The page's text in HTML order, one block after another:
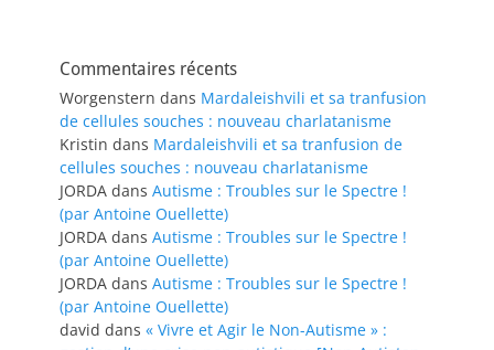
Commentaires récents
Worgenstern dans Mardaleishvili et sa tranfusion
de cellules souches : nouveau charlatanisme
Kristin dans Mardaleishvili et sa tranfusion de
cellules souches : nouveau charlatanisme
JORDA dans Autisme : Troubles sur le Spectre !
(par Antoine Ouellette)
JORDA dans Autisme : Troubles sur le Spectre !
(par Antoine Ouellette)
JORDA dans Autisme : Troubles sur le Spectre !
(par Antoine Ouellette)
david dans « Vivre et Agir le Non-Autisme » :